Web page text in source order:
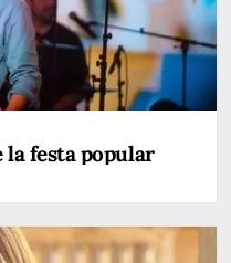
la festa popular